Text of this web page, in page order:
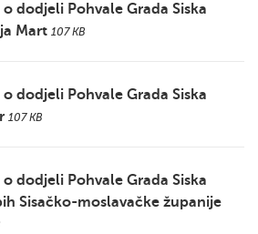
dodjeli Pohvale Grada Siska
Mart 107 KB
dodjeli Pohvale Grada Siska
107 KB
dodjeli Pohvale Grada Siska
Sisačko-moslavačke županije